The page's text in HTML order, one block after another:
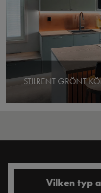
STILRENT GRÖNT
Vilken typ